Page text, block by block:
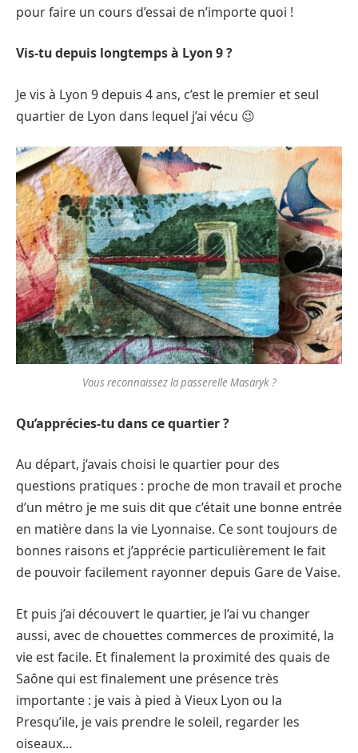
pour faire un cours d’essai de n’importe quoi !
Vis-tu depuis longtemps à Lyon 9 ?
Je vis à Lyon 9 depuis 4 ans, c’est le premier et seul
quartier de Lyon dans lequel j’ai vécu 😉
Vous reconnaissez la passerelle Masaryk ?
Qu’apprécies-tu dans ce quartier ?
Au départ, j’avais choisi le quartier pour des
questions pratiques : proche de mon travail et proche
d’un métro je me suis dit que c’était une bonne entrée
en matière dans la vie Lyonnaise. Ce sont toujours de
bonnes raisons et j’apprécie particulièrement le fait
de pouvoir facilement rayonner depuis Gare de Vaise.
Et puis j’ai découvert le quartier, je l’ai vu changer
aussi, avec de chouettes commerces de proximité, la
vie est facile. Et finalement la proximité des quais de
Saône qui est finalement une présence très
importante : je vais à pied à Vieux Lyon ou la
Presqu’ile, je vais prendre le soleil, regarder les
oiseaux…